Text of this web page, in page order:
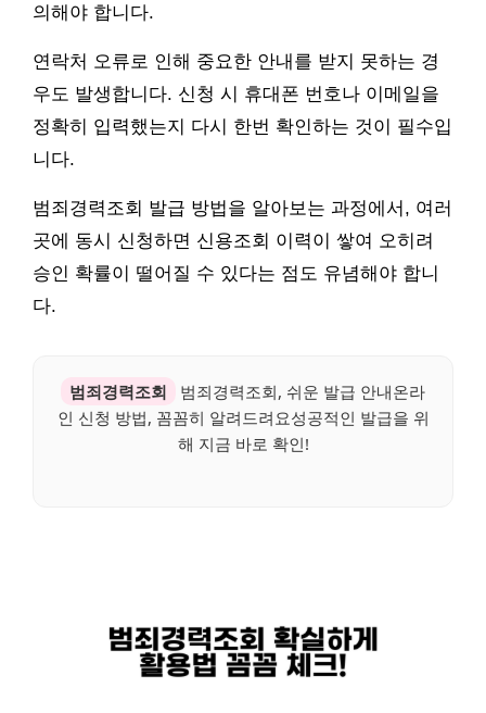
의해야 합니다.
연락처 오류로 인해 중요한 안내를 받지 못하는 경
우도 발생합니다. 신청 시 휴대폰 번호나 이메일을
정확히 입력했는지 다시 한번 확인하는 것이 필수입
니다.
범죄경력조회 발급 방법을 알아보는 과정에서, 여러
곳에 동시 신청하면 신용조회 이력이 쌓여 오히려
승인 확률이 떨어질 수 있다는 점도 유념해야 합니
다.
범죄경력조회
범죄경력조회, 쉬운 발급 안내온라
인 신청 방법, 꼼꼼히 알려드려요성공적인 발급을 위
해 지금 바로 확인!